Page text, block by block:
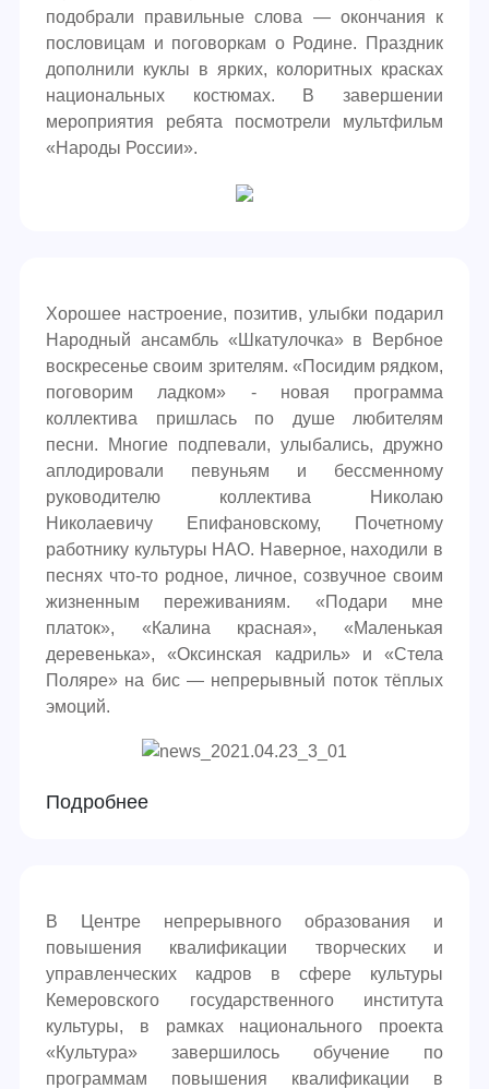
подобрали правильные слова — окончания к
пословицам и поговоркам о Родине. Праздник
дополнили куклы в ярких, колоритных красках
национальных костюмах. В завершении
мероприятия ребята посмотрели мультфильм
«Народы России».
Хорошее настроение, позитив, улыбки подарил
Народный ансамбль «Шкатулочка» в Вербное
воскресенье своим зрителям. «Посидим рядком,
поговорим ладком» - новая программа
коллектива пришлась по душе любителям
песни. Многие подпевали, улыбались, дружно
аплодировали певуньям и бессменному
руководителю коллектива Николаю
Николаевичу Епифановскому, Почетному
работнику культуры НАО. Наверное, находили в
песнях что-то родное, личное, созвучное своим
жизненным переживаниям. «Подари мне
платок», «Калина красная», «Маленькая
деревенька», «Оксинская кадриль» и «Стела
Поляре» на бис — непрерывный поток тёплых
эмоций.
Подробнее
В Центре непрерывного образования и
повышения квалификации творческих и
управленческих кадров в сфере культуры
Кемеровского государственного института
культуры, в рамках национального проекта
«Культура» завершилось обучение по
программам повышения квалификации в